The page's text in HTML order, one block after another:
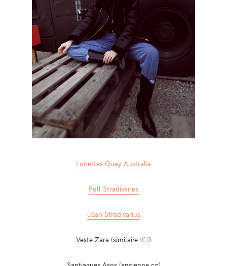
Lunettes Quay Australia
Pull Stradivarius
Jean Stradivarius
Veste Zara (similaire ICI)